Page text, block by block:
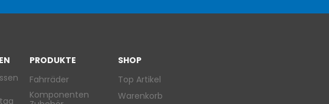
PRODUKTE
Fahrräder
Komponenten
SHOP
Top Artikel
Warenkorb